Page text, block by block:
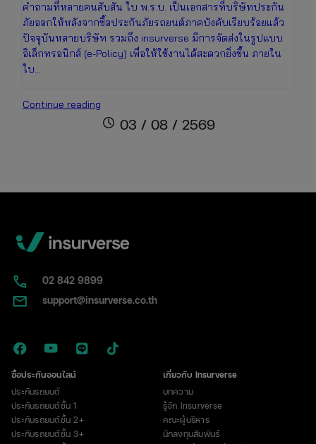
คำถามที่หลายคนสับสัน ใบ พ.ร.บ. เป็นเอกสารที่บริษัทประกัน
ภัยออกให้หลังจากซื้อประกันภัยรถยนต์ภาคบังคับเรียบร้อยแล้ว
ปัจจุบันหลายบริษัท รวมถึง insurverse มีการจัดส่งในรูปแบบ
อิเล็กทรอนิกส์ (e-Policy) เพื่อให้ใช้งานได้สะดวกยิ่งขึ้น ภายใน
ใบ…
Continue reading
พ.ร.บ.
แบบ
วิธี
กับ
ภาษี
schedule 03 / 08 / 2569
02​ 842 9899
support@insurverse.co.th
ซื้อประกันออนไลน์
ประกันรถยนต์
ประกันรถยนต์ชั้น 1
ประกันรถยนต์ชั้น 2+
ประกันรถยนต์ชั้น 3+
เกี่ยวกับ Insurverse
บทความ
รู้จัก Insurverse
คณะผู้บริหาร
นักลงทุนสัมพันธ์